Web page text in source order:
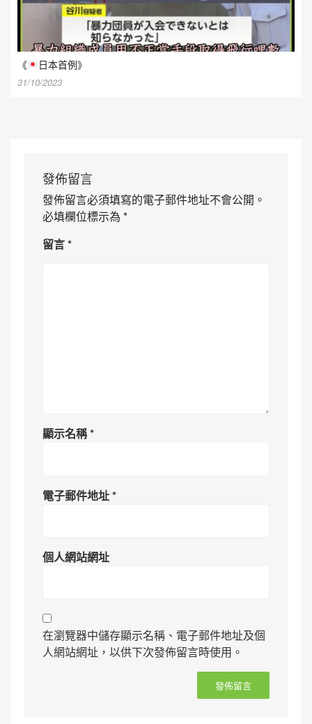
《 日本首例》
31/10/2023
發佈留言
發佈留言必須填寫的電子郵件地址不會公開。
必填欄位標示為 *
留言*
顯示名稱*
電子郵件地址*
個人網站網址
在瀏覽器中儲存顯示名稱、電子郵件地址及個
人網站網址，以供下次發佈留言時使用。